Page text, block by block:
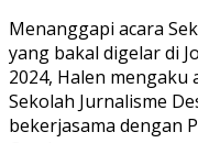
Menanggapi acara
yang bakal digelar di
2024, Halen
Sekolah Jurnalisme
bekerjasama dengan